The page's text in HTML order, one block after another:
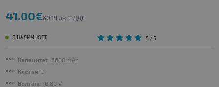
41.00€80.19 лв. с ДДС
В НАЛИЧНОСТ 5/ 5
Капацитет: 6600 mAh
Клетки: 9
Волтаж: 10.80 V